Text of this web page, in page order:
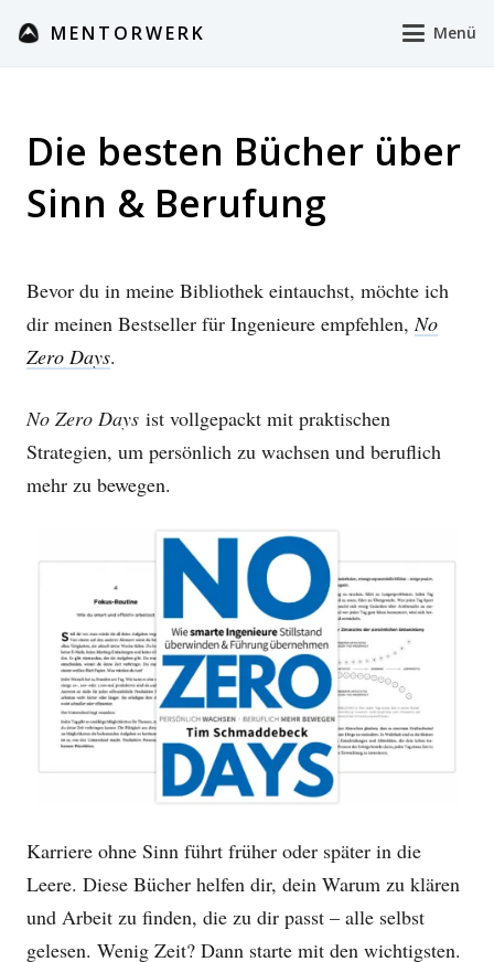
MENTORWERK Menü
Die besten Bücher über
Sinn & Berufung
Bevor du in meine Bibliothek eintauchst, möchte ich
dir meinen Bestseller für Ingenieure empfehlen,No
Zero Days.
No Zero Days ist vollgepackt mit praktischen
Strategien, um persönlich zu wachsen und beruflich
mehr zu bewegen.
Karriere ohne Sinn führt früher oder später in die
Leere. Diese Bücher helfen dir, dein Warum zu klären
und Arbeit zu finden, die zu dir passt – alle selbst
gelesen. Wenig Zeit? Dann starte mit den wichtigsten.